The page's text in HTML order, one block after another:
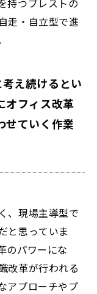
走・自立型で進
え続けるとい
オフィス改革
せていく作業
、現場主導型で
と思っていま
のパワーにな
改革が行われる
アプローチやプ